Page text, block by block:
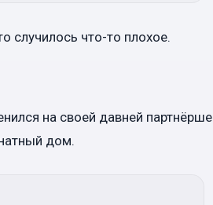
случилось что-то плохое.
на своей давней партнёрше
дом.